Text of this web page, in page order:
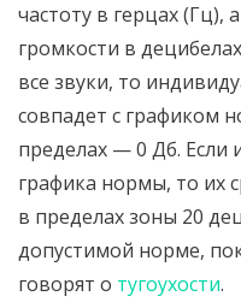
частоту в герцах (Гц),
громкости в
все звуки, то
совпадет с графиком
пределах — 0 Дб. Если
графика нормы, то их
в пределах зоны 20
допустимой норме,
говорят о тугоухости.